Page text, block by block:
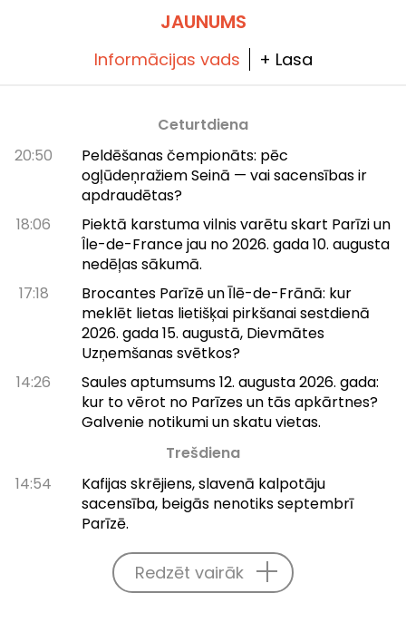
JAUNUMS
Informācijas vads + Lasa
Ceturtdiena
20:50
Peldēšanas čempionāts: pēc
ogļūdeņražiem Seinā — vai sacensības ir
apdraudētas?
18:06
Piektā karstuma vilnis varētu skart Parīzi un
Île-de-France jau no 2026. gada 10. augusta
nedēļas sākumā.
17:18
Brocantes Parīzē un Īlē-de-Frānā: kur
meklēt lietas lietišķai pirkšanai sestdienā
2026. gada 15. augustā, Dievmātes
Uzņemšanas svētkos?
14:26
Saules aptumsums 12. augusta 2026. gada:
kur to vērot no Parīzes un tās apkārtnes?
Galvenie notikumi un skatu vietas.
Trešdiena
14:54
Kafijas skrējiens, slavenā kalpotāju
sacensība, beigās nenotiks septembrī
Parīzē.
Redzēt vairāk